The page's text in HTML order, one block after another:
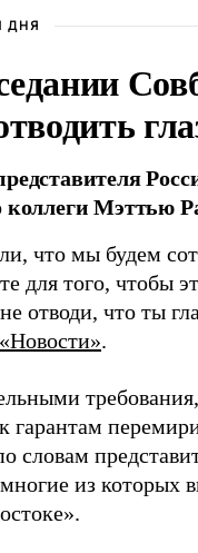
ДНЯ
коллеги Мэттью
что мы будем
для того, чтобы
отводи, что ты
.
гарантам
словам
из которых